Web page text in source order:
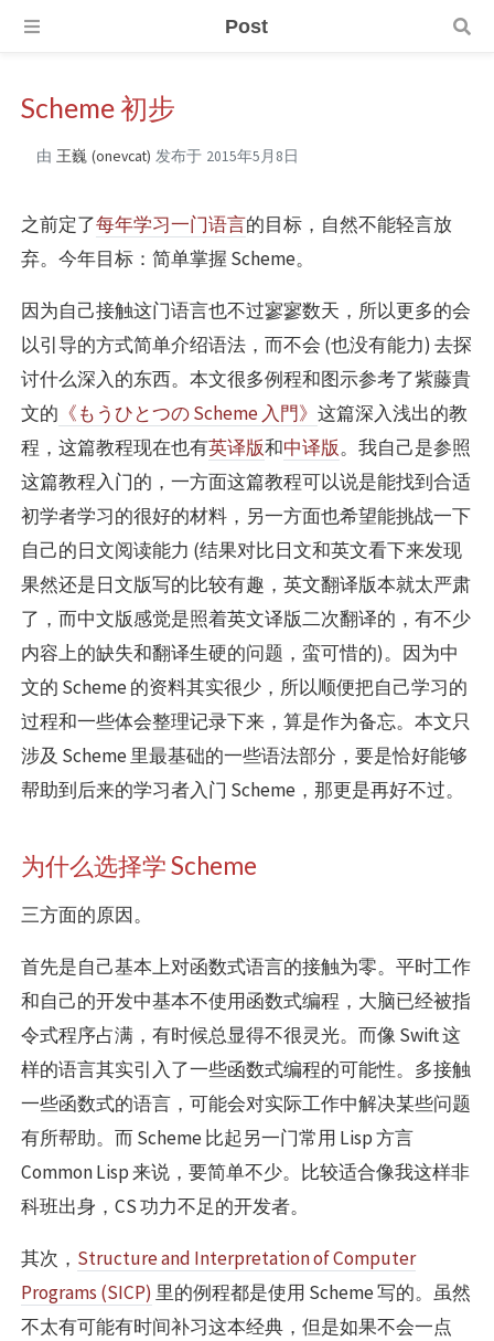
Post
Scheme 初步
由 王巍 (onevcat) 发布于 2015年5月8日
之前定了每年学习一门语言的目标，自然不能轻言放
弃。今年目标：简单掌握 Scheme。
因为自己接触这门语言也不过寥寥数天，所以更多的会
以引导的方式简单介绍语法，而不会 (也没有能力) 去探
讨什么深入的东西。本文很多例程和图示参考了紫藤貴
文的 《もうひとつの Scheme 入門》 这篇深入浅出的教
程，这篇教程现在也有英译版和中译版。我自己是参照
这篇教程入门的，一方面这篇教程可以说是能找到合适
初学者学习的很好的材料，另一方面也希望能挑战一下
自己的日文阅读能力 (结果对比日文和英文看下来发现
果然还是日文版写的比较有趣，英文翻译版本就太严肃
了，而中文版感觉是照着英文译版二次翻译的，有不少
内容上的缺失和翻译生硬的问题，蛮可惜的)。因为中
文的 Scheme 的资料其实很少，所以顺便把自己学习的
过程和一些体会整理记录下来，算是作为备忘。本文只
涉及 Scheme 里最基础的一些语法部分，要是恰好能够
帮助到后来的学习者入门 Scheme，那更是再好不过。
为什么选择学 Scheme
三方面的原因。
首先是自己基本上对函数式语言的接触为零。平时工作
和自己的开发中基本不使用函数式编程，大脑已经被指
令式程序占满，有时候总显得不很灵光。而像 Swift 这
样的语言其实引入了一些函数式编程的可能性。多接触
一些函数式的语言，可能会对实际工作中解决某些问题
有所帮助。而 Scheme 比起另一门常用 Lisp 方言
Common Lisp 来说，要简单不少。比较适合像我这样非
科班出身，CS 功力不足的开发者。
其次， Structure and Interpretation of Computer
Programs (SICP) 里的例程都是使用 Scheme 写的。虽然
不太有可能有时间补习这本经典，但是如果不会一点